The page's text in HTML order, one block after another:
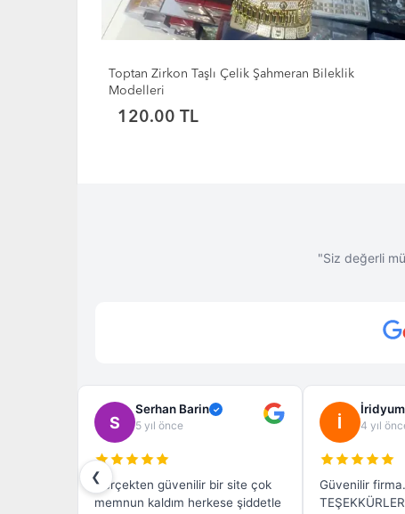
Toptan Bayan Kararmaz Çelik Çeyrek Altın Hazneli
Kelepçe Bileklik
155.00 TL